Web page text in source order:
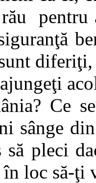
pentru
Ce
sânge
pleci
loc să-ţi